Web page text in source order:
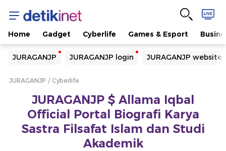
Home Gadget Cyberlife Games & Esport
JURAGANJP JURAGANJP login JURAGANJP website
Yang sedang ramai dicari
Loading...
JURAGANJP Cyberlife
JURAGANJP $ Allama Iqbal
Official Portal Biografi Karya
Sastra Filsafat Islam dan Studi
Akademik